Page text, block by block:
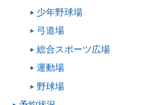
少年野球場
弓道場
総合スポーツ広場
運動場
野球場